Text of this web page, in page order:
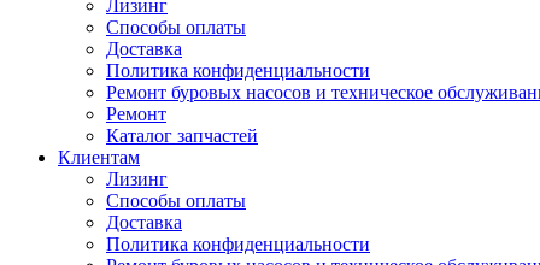
Лизинг
Способы оплаты
Доставка
Политика конфиденциальности
Ремонт буровых насосов и техническое
Ремонт
Каталог запчастей
Клиентам
Лизинг
Способы оплаты
Доставка
Политика конфиденциальности